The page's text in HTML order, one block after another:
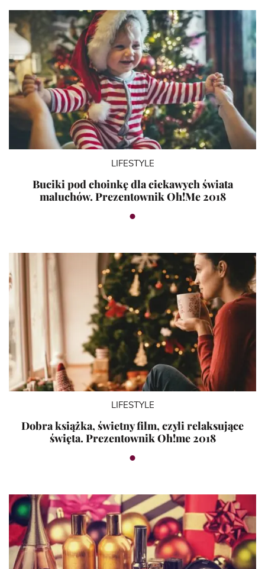
LIFESTYLE
Buciki pod choinkę dla ciekawych świata
maluchów. Prezentownik Oh!Me 2018
LIFESTYLE
Dobra książka, świetny film, czyli relaksujące
święta. Prezentownik Oh!me 2018